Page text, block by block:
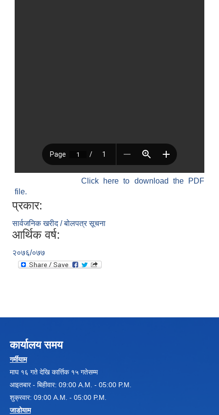
Click here to download the PDF
file.
प्रकार:
सार्वजनिक खरीद / बोलपत्र सूचना
आर्थिक वर्ष:
२०७६/०७७
कार्यालय समय
गर्मीयाम
माघ १६ गते देखि कार्त्तिक १५ गतेसम्म
आइतबार - बिहीवार: 09:00 A.M. - 05:00 P.M.
शुक्रवार: 09:00 A.M. - 05:00 P.M.
जाडोयाम